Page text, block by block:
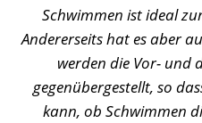
Schwimmen ist ideal
Andererseits hat es aber
werden die Vor- und
gegenübergestellt, so
kann, ob Schwimmen